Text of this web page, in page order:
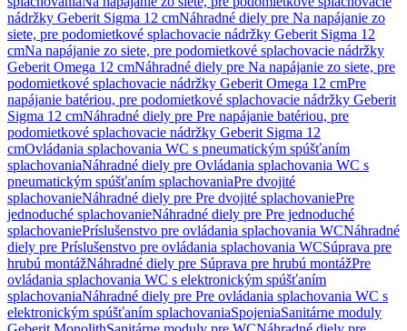
nádržky Geberit Sigma 12 cmNáhradné diely pre Na napájanie zo
siete, pre podomietkové splachovacie nádržky Geberit Sigma 12
cmNa napájanie zo siete, pre podomietkové splachovacie nádržky
Geberit Omega 12 cmNáhradné diely pre Na napájanie zo siete, pre
podomietkové splachovacie nádržky Geberit Omega 12 cmPre
napájanie batériou, pre podomietkové splachovacie nádržky Geberit
Sigma 12 cmNáhradné diely pre Pre napájanie batériou, pre
podomietkové splachovacie nádržky Geberit Sigma 12
cmOvládania splachovania WC s pneumatickým spúšťaním
splachovaniaNáhradné diely pre Ovládania splachovania WC s
pneumatickým spúšťaním splachovaniaPre dvojité
splachovanieNáhradné diely pre Pre dvojité splachovaniePre
jednoduché splachovanieNáhradné diely pre Pre jednoduché
splachovaniePríslušenstvo pre ovládania splachovania WCNáhradné
diely pre Príslušenstvo pre ovládania splachovania WCSúprava pre
hrubú montážNáhradné diely pre Súprava pre hrubú montážPre
ovládania splachovania WC s elektronickým spúšťaním
splachovaniaNáhradné diely pre Pre ovládania splachovania WC s
elektronickým spúšťaním splachovaniaSpojeniaSanitárne moduly